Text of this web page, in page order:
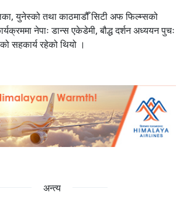
युनेस्को तथा काठमाडौँ सिटी अफ फिल्म्सको
नेपाः डान्स एकेडेमी, बौद्ध दर्शन अध्ययन पुचः
सहकार्य रहेको थियो ।
अन्त्य